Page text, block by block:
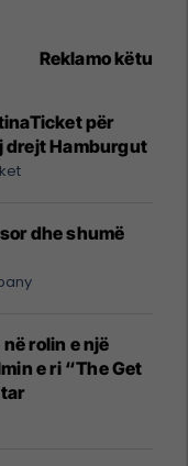
Reklamo këtu
për
drejt Hamburgut
dhe shumë
rolin e një
e ri “The Get